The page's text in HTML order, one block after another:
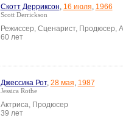
Скотт Дерриксон, 16 июля, 1966
Scott Derrickson
Режиссер, Сценарист, Продюсер,
60 лет
Джессика Рот, 28 мая, 1987
Jessica Rothe
Актриса, Продюсер
39 лет